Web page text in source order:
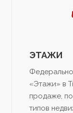
ЭТАЖИ
«Этажи» в
продаже,
типов